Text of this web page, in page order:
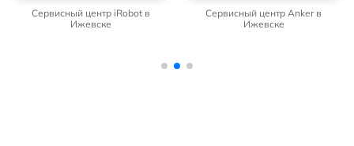
Сервисный центр iRobot в
Ижевске
Сервисный центр Anker в
Ижевске